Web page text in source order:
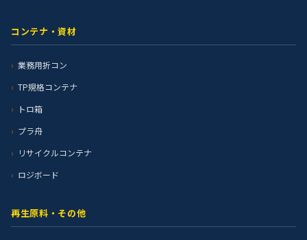
コンテナ・資材
業務用折コン
TP規格コンテナ
トロ箱
プラ舟
リサイクルコンテナ
ロジボード
再生原料・その他